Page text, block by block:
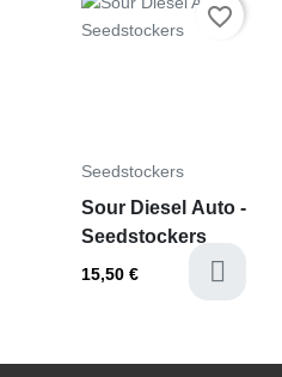
Prezzo
Seedstockers
Sour Diesel Auto -
Seedstockers
15,50 €
favorite_border